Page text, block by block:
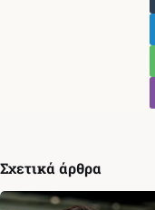
Σχετικά άρθρα